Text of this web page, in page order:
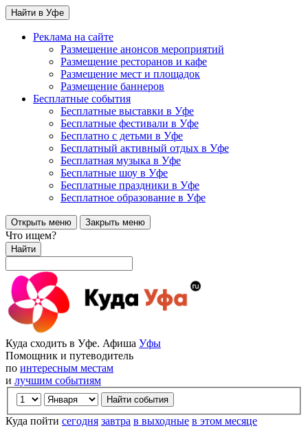
Найти в Уфе
Реклама на сайте
Размещение анонсов мероприятий
Размещение ресторанов и кафе
Размещение мест и площадок
Размещение баннеров
Бесплатные события
Бесплатные выставки в Уфе
Бесплатные фестивали в Уфе
Бесплатно с детьми в Уфе
Бесплатный активный отдых в Уфе
Бесплатная музыка в Уфе
Бесплатные шоу в Уфе
Бесплатные праздники в Уфе
Бесплатное образование в Уфе
Открыть меню Закрыть меню
Что ищем?
Найти
Куда сходить в Уфе. Афиша Уфы
Помощник и путеводитель
по интересным местам
и лучшим событиям
Куда пойти сегодня завтра в выходные в этом месяце